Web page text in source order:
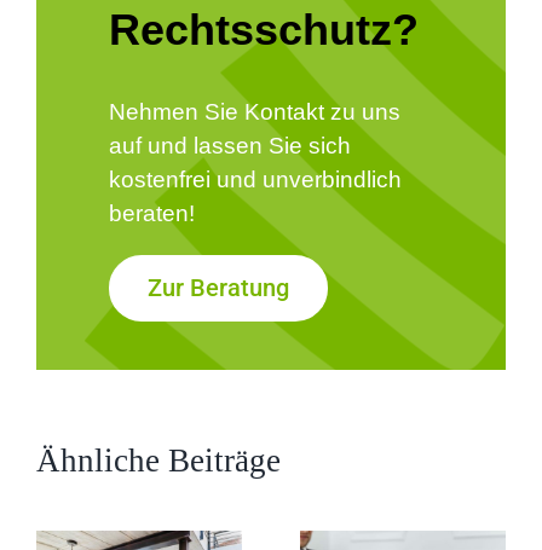
Rechtsschutz?
Nehmen Sie Kontakt zu uns
auf und lassen Sie sich
kostenfrei und unverbindlich
beraten!
Zur Beratung
Ähnliche Beiträge